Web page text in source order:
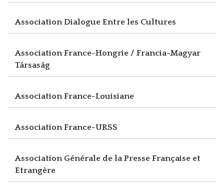
Association Dialogue Entre les Cultures
Association France-Hongrie / Francia-Magyar
Társaság
Association France-Louisiane
Association France-URSS
Association Générale de la Presse Française et
Etrangère